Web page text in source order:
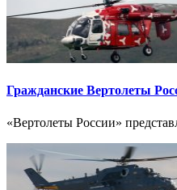
Гражданские Вертолеты
«Вертолеты России»